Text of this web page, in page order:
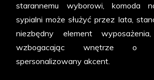
starannemu wyborowi, komoda
sypialni może służyć przez lata,
niezbędny element
wzbogacając wnętrze o
spersonalizowany akcent.